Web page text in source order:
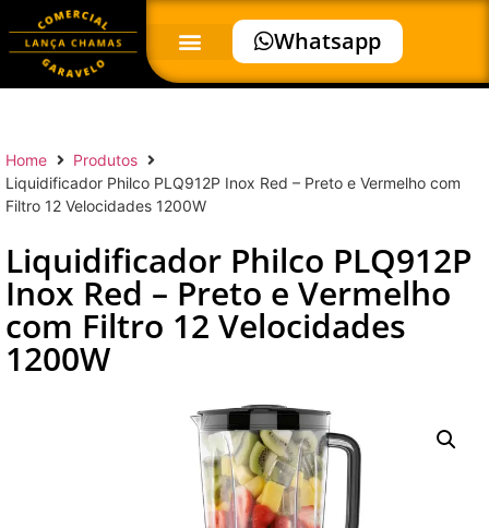
Whatsapp
Home
Produtos
Liquidificador Philco PLQ912P Inox Red – Preto e Vermelho com
Filtro 12 Velocidades 1200W
Liquidificador Philco PLQ912P
Inox Red – Preto e Vermelho
com Filtro 12 Velocidades
1200W